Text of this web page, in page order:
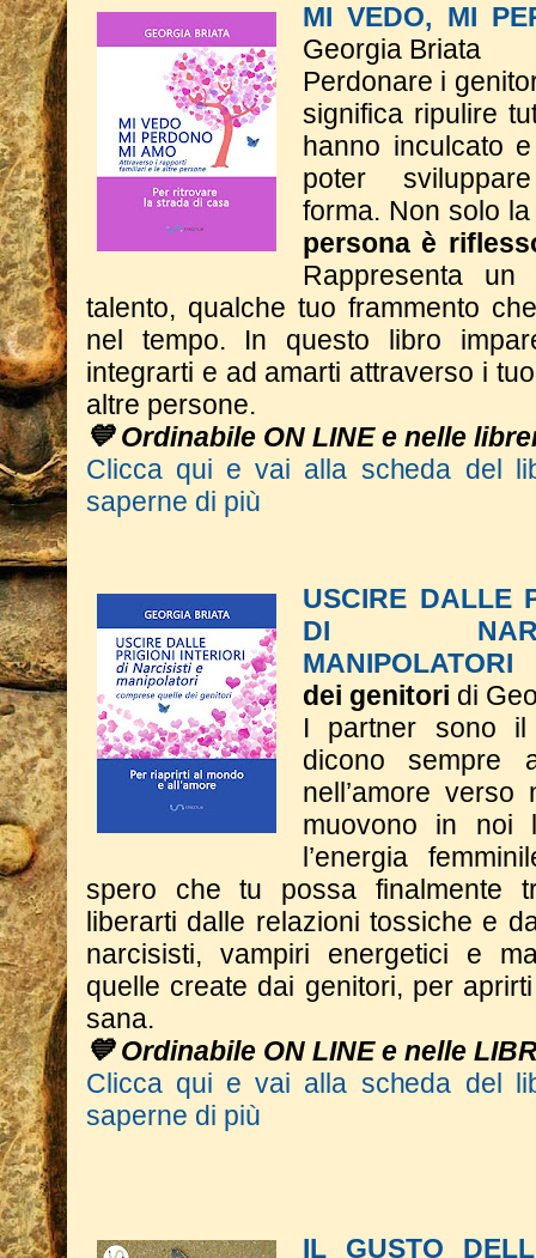
MI VEDO, MI
Georgia Briata
Perdonare i
significa ripulire
hanno inculcato
poter
forma. Non solo
persona è
Rappresenta
talento, qualche tuo frammento
nel tempo.
In questo libro
integrarti e ad amarti attraverso i
altre persone.
💙 Ordinabile ON LINE e nelle
Clicca qui e vai alla scheda del
saperne di più
USCIRE DALLE
DI
MANIPOLATORI
dei genitori di
I partner sono
dicono sempre
nell’amore
muovono in noi
l’energia
spero che tu possa finalmente
liberarti dalle relazioni tossiche e
narcisisti, vampiri energetici e
quelle create dai genitori, per
sana.
💙 Ordinabile ON LINE e nelle
Clicca qui e vai alla scheda del
saperne di più
IL GUSTO